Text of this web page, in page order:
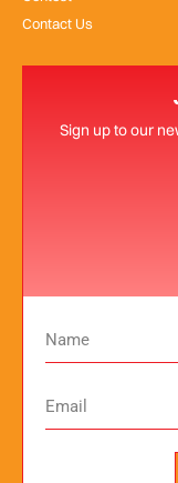
Contact Us
Sign up to our